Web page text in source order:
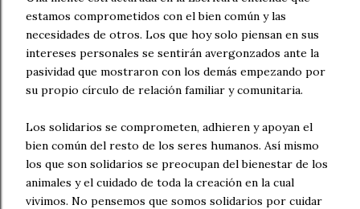
estamos comprometidos con el bien común y las
necesidades de otros. Los que hoy solo piensan en sus
intereses personales se sentirán avergonzados ante la
pasividad que mostraron con los demás empezando por
su propio círculo de relación familiar y comunitaria.
Los solidarios se comprometen, adhieren y apoyan el
bien común del resto de los seres humanos. Así mismo
los que son solidarios se preocupan del bienestar de los
animales y el cuidado de toda la creación en la cual
vivimos. No pensemos que somos solidarios por cuidar